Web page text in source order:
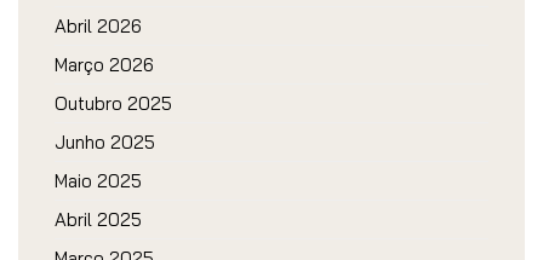
Abril 2026
Março 2026
Outubro 2025
Junho 2025
Maio 2025
Abril 2025